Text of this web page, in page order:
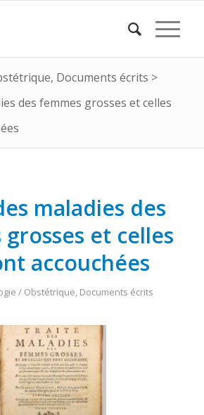
, Documents écrits >
des femmes grosses et celles
maladies des
et celles
accouchées
/ Obstétrique, Documents écrits